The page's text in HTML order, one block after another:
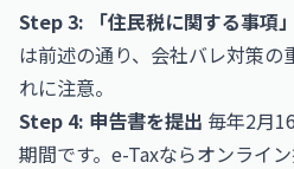
Step 3: 「住民税に関する事項
は前述の通り、会社バレ対策の
れに注意。
Step 4: 申告書を提出 毎年2月
期間です。e-Taxならオンライ